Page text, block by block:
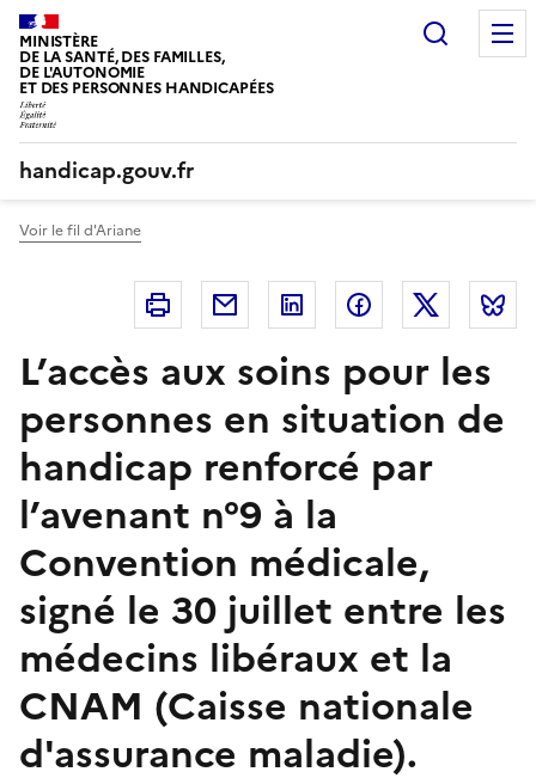
Panneau de gestion des cookies
MINISTÈRE
DE LA SANTÉ, DES FAMILLES,
DE L'AUTONOMIE
ET DES PERSONNES HANDICAPÉES
handicap.gouv.fr
Voir le fil d'Ariane
Imprimer Courriel Linkedin FacebookTwitter
L’accès aux soins pour les
personnes en situation de
handicap renforcé par
l’avenant n°9 à la
Convention médicale,
signé le 30 juillet entre les
médecins libéraux et la
CNAM (Caisse nationale
d'assurance maladie).